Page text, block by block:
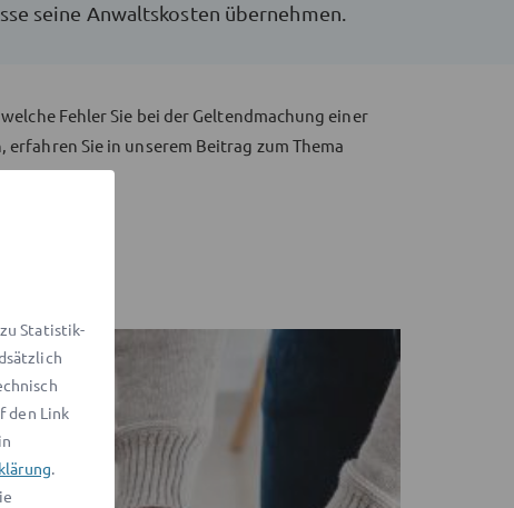
seine Anwaltskosten übernehmen.
Fehler Sie bei der Geltendmachung einer
Sie in unserem Beitrag zum Thema
Statistik-
den Link
.